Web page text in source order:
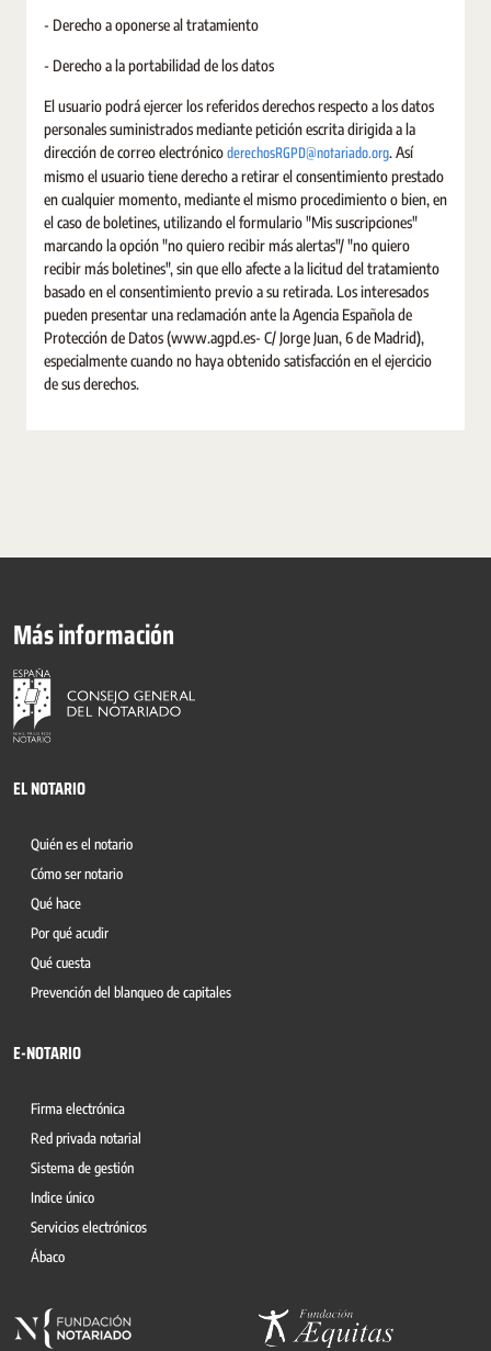
- Derecho a oponerse al tratamiento
- Derecho a la portabilidad de los datos
El usuario podrá ejercer los referidos derechos respecto a los datos
personales suministrados mediante petición escrita dirigida a la
dirección de correo electrónicoderechosRGPD@notariado.org. Así
mismo el usuario tiene derecho a retirar el consentimiento prestado
en cualquier momento, mediante el mismo procedimiento o bien, en
el caso de boletines, utilizando el formulario "Mis suscripciones"
marcando la opción "no quiero recibir más alertas"/ "no quiero
recibir más boletines", sin que ello afecte a la licitud del tratamiento
basado en el consentimiento previo a su retirada. Los interesados
pueden presentar una reclamación ante la Agencia Española de
Protección de Datos (www.agpd.es- C/ Jorge Juan, 6 de Madrid),
especialmente cuando no haya obtenido satisfacción en el ejercicio
de sus derechos.
Más información
EL NOTARIO
Quién es el notario
Cómo ser notario
Qué hace
Por qué acudir
Qué cuesta
Prevención del blanqueo de capitales
E-NOTARIO
Firma electrónica
Red privada notarial
Sistema de gestión
Indice único
Servicios electrónicos
Ábaco